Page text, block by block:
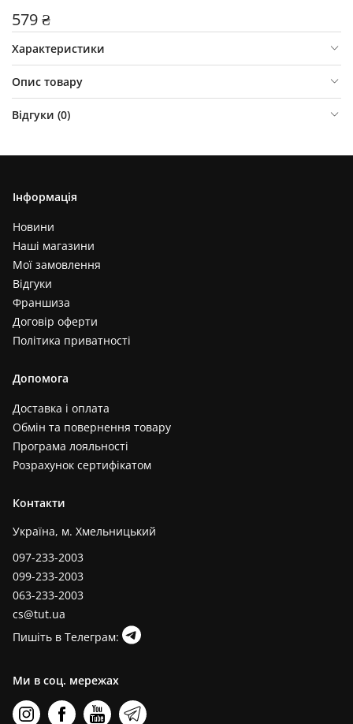
579 ₴
Характеристики
Опис товару
Відгуки (0)
Інформація
Новини
Наші магазини
Мої замовлення
Відгуки
Франшиза
Договір оферти
Політика приватності
Допомога
Доставка і оплата
Обмін та повернення товару
Програма лояльності
Розрахунок сертифікатом
Контакти
Україна, м. Хмельницький
097-233-2003
099-233-2003
063-233-2003
cs@tut.ua
Пишіть в Телеграм:
Ми в соц. мережах